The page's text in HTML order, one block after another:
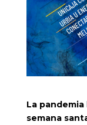
La
semana